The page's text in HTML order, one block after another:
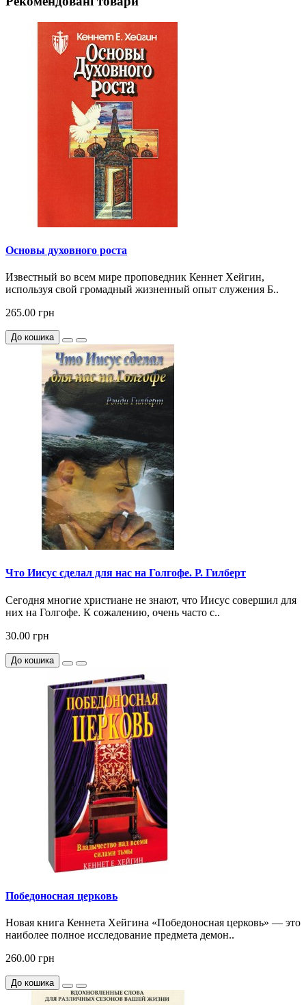
Основы духовного роста
Известный во всем мире проповедник Кеннет Хейгин,
используя свой громадный жизненный опыт служения Б..
265.00 грн
До кошика
Что Иисус сделал для нас на Голгофе. Р. Гилберт
Сегодня многие христиане не знают, что Иисус совершил для
них на Голгофе. К сожалению, очень часто с..
30.00 грн
До кошика
Победоносная церковь
Новая книга Кеннета Хейгина «Победоносная церковь» — это
наиболее полное исследование предмета демон..
260.00 грн
До кошика